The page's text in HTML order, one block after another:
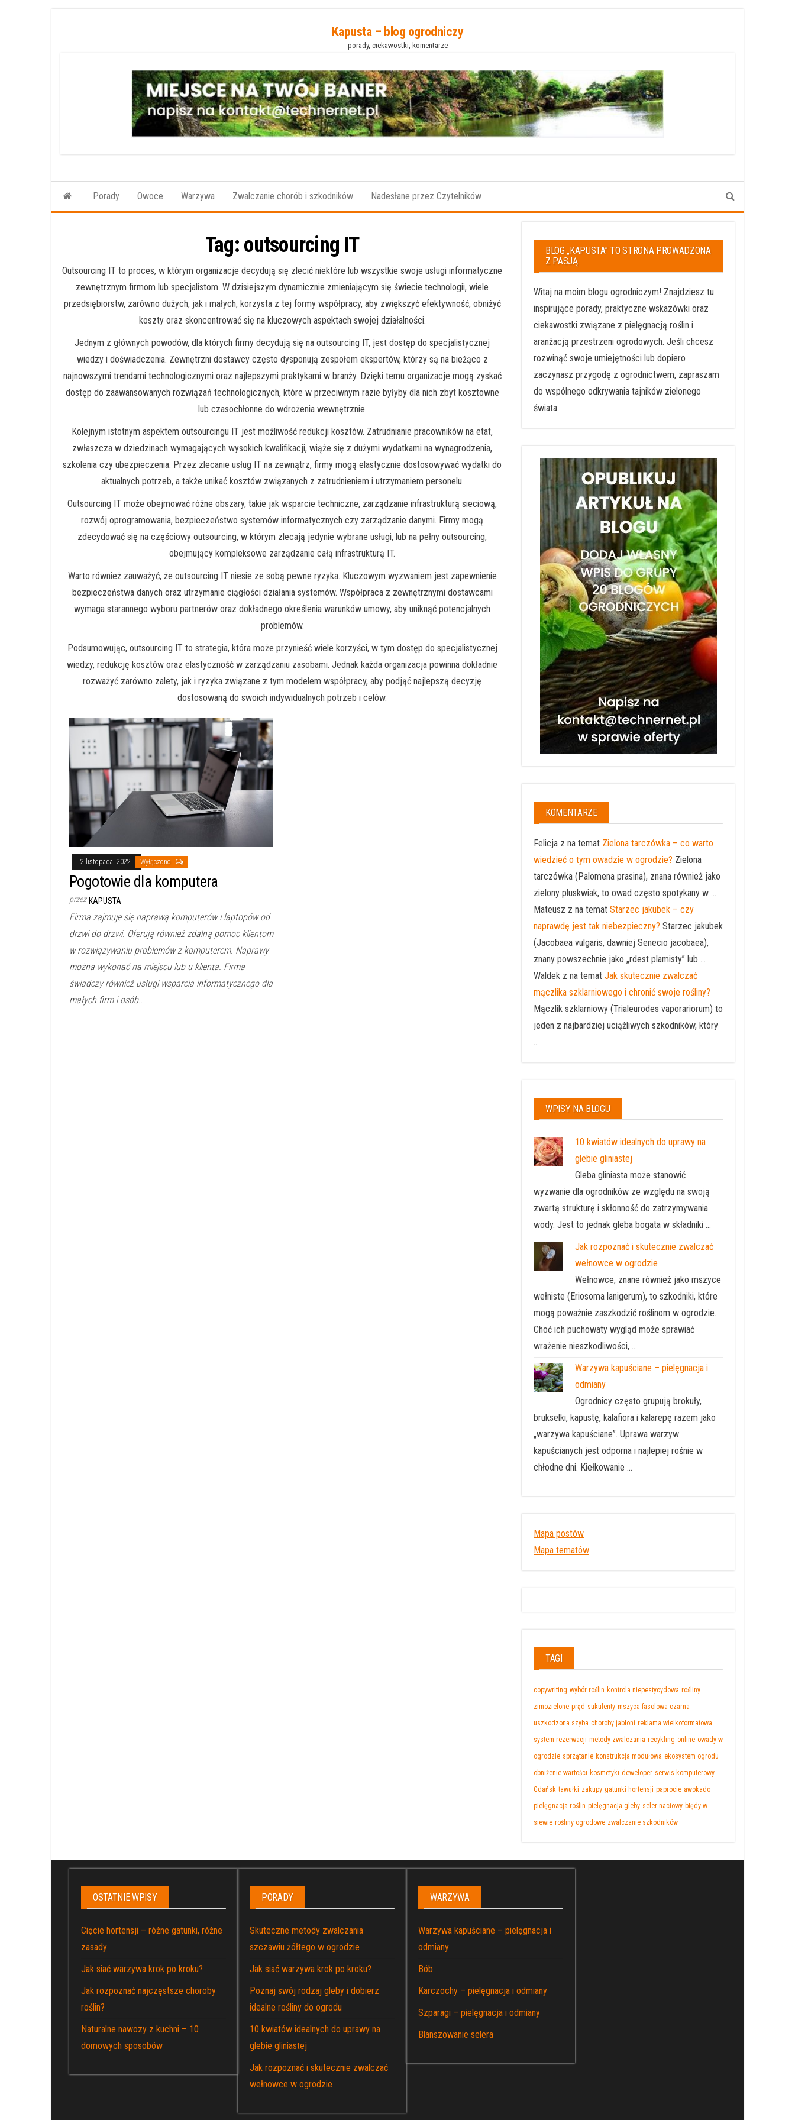
Kapusta – blog ogrodniczy
porady, ciekawostki, komentarze
Porady Owoce Warzywa Zwalczanie chorób i szkodników Nadesłane przez Czytelników
Tag: outsourcing IT
Outsourcing IT to proces, w którym organizacje decydują się zlecić niektóre lub wszystkie swoje usługi informatyczne
zewnętrznym firmom lub specjalistom. W dzisiejszym dynamicznie zmieniającym się świecie technologii, wiele
przedsiębiorstw, zarówno dużych, jak i małych, korzysta z tej formy współpracy, aby zwiększyć efektywność, obniżyć
koszty oraz skoncentrować się na kluczowych aspektach swojej działalności.
Jednym z głównych powodów, dla których firmy decydują się na outsourcing IT, jest dostęp do specjalistycznej
wiedzy i doświadczenia. Zewnętrzni dostawcy często dysponują zespołem ekspertów, którzy są na bieżąco z
najnowszymi trendami technologicznymi oraz najlepszymi praktykami w branży. Dzięki temu organizacje mogą zyskać
dostęp do zaawansowanych rozwiązań technologicznych, które w przeciwnym razie byłyby dla nich zbyt kosztowne
lub czasochłonne do wdrożenia wewnętrznie.
Kolejnym istotnym aspektem outsourcingu IT jest możliwość redukcji kosztów. Zatrudnianie pracowników na etat,
zwłaszcza w dziedzinach wymagających wysokich kwalifikacji, wiąże się z dużymi wydatkami na wynagrodzenia,
szkolenia czy ubezpieczenia. Przez zlecanie usług IT na zewnątrz, firmy mogą elastycznie dostosowywać wydatki do
aktualnych potrzeb, a także unikać kosztów związanych z zatrudnieniem i utrzymaniem personelu.
Outsourcing IT może obejmować różne obszary, takie jak wsparcie techniczne, zarządzanie infrastrukturą sieciową,
rozwój oprogramowania, bezpieczeństwo systemów informatycznych czy zarządzanie danymi. Firmy mogą
zdecydować się na częściowy outsourcing, w którym zlecają jedynie wybrane usługi, lub na pełny outsourcing,
obejmujący kompleksowe zarządzanie całą infrastrukturą IT.
Warto również zauważyć, że outsourcing IT niesie ze sobą pewne ryzyka. Kluczowym wyzwaniem jest zapewnienie
bezpieczeństwa danych oraz utrzymanie ciągłości działania systemów. Współpraca z zewnętrznymi dostawcami
wymaga starannego wyboru partnerów oraz dokładnego określenia warunków umowy, aby uniknąć potencjalnych
problemów.
Podsumowując, outsourcing IT to strategia, która może przynieść wiele korzyści, w tym dostęp do specjalistycznej
wiedzy, redukcję kosztów oraz elastyczność w zarządzaniu zasobami. Jednak każda organizacja powinna dokładnie
rozważyć zarówno zalety, jak i ryzyka związane z tym modelem współpracy, aby podjąć najlepszą decyzję
dostosowaną do swoich indywidualnych potrzeb i celów.
2 listopada, 2022 Wyłączono
Pogotowie dla komputera
przez KAPUSTA
Firma zajmuje się naprawą komputerów i laptopów od
drzwi do drzwi. Oferują również zdalną pomoc klientom
w rozwiązywaniu problemów z komputerem. Naprawy
można wykonać na miejscu lub u klienta. Firma
świadczy również usługi wsparcia informatycznego dla
małych firm i osób…
BLOG „KAPUSTA” TO STRONA PROWADZONA
Z PASJĄ
Witaj na moim blogu ogrodniczym! Znajdziesz tu
inspirujące porady, praktyczne wskazówki oraz
ciekawostki związane z pielęgnacją roślin i
aranżacją przestrzeni ogrodowych. Jeśli chcesz
rozwinąć swoje umiejętności lub dopiero
zaczynasz przygodę z ogrodnictwem, zapraszam
do wspólnego odkrywania tajników zielonego
świata.
KOMENTARZE
Felicja z na temat Zielona tarczówka – co warto
wiedzieć o tym owadzie w ogrodzie? Zielona
tarczówka (Palomena prasina), znana również jako
zielony pluskwiak, to owad często spotykany w ...
Mateusz z na temat Starzec jakubek – czy
naprawdę jest tak niebezpieczny? Starzec jakubek
(Jacobaea vulgaris, dawniej Senecio jacobaea),
znany powszechnie jako „rdest plamisty” lub ...
Waldek z na temat Jak skutecznie zwalczać
mączlika szklarniowego i chronić swoje rośliny?
Mączlik szklarniowy (Trialeurodes vaporariorum) to
jeden z najbardziej uciążliwych szkodników, który
...
WPISY NA BLOGU
10 kwiatów idealnych do uprawy na
glebie gliniastej
Gleba gliniasta może stanowić
wyzwanie dla ogrodników ze względu na swoją
zwartą strukturę i skłonność do zatrzymywania
wody. Jest to jednak gleba bogata w składniki …
Jak rozpoznać i skutecznie zwalczać
wełnowce w ogrodzie
Wełnowce, znane również jako mszyce
wełniste (Eriosoma lanigerum), to szkodniki, które
mogą poważnie zaszkodzić roślinom w ogrodzie.
Choć ich puchowaty wygląd może sprawiać
wrażenie nieszkodliwości, …
Warzywa kapuściane – pielęgnacja i
odmiany
Ogrodnicy często grupują brokuły,
brukselki, kapustę, kalafiora i kalarepę razem jako
„warzywa kapuściane”. Uprawa warzyw
kapuścianych jest odporna i najlepiej rośnie w
chłodne dni. Kiełkowanie …
Mapa postów
Mapa tematów
TAGI
copywriting wybór roślin kontrola niepestycydowa rośliny
zimozielone prąd sukulenty mszyca fasolowa czarna
uszkodzona szyba choroby jabłoni reklama wielkoformatowa
system rezerwacji metody zwalczania recykling online owady w
ogrodzie sprzątanie konstrukcja modułowa ekosystem ogrodu
obniżenie wartości kosmetyki deweloper serwis komputerowy
Gdańsk tawułki zakupy gatunki hortensji paprocie awokado
pielęgnacja roślin pielęgnacja gleby seler naciowy błędy w
siewie rośliny ogrodowe zwalczanie szkodników
OSTATNIE WPISY
Cięcie hortensji – różne gatunki, różne
zasady
Jak siać warzywa krok po kroku?
Jak rozpoznać najczęstsze choroby
roślin?
Naturalne nawozy z kuchni – 10
domowych sposobów
PORADY
Skuteczne metody zwalczania
szczawiu żółtego w ogrodzie
Jak siać warzywa krok po kroku?
Poznaj swój rodzaj gleby i dobierz
idealne rośliny do ogrodu
10 kwiatów idealnych do uprawy na
glebie gliniastej
Jak rozpoznać i skutecznie zwalczać
wełnowce w ogrodzie
WARZYWA
Warzywa kapuściane – pielęgnacja i
odmiany
Bób
Karczochy – pielęgnacja i odmiany
Szparagi – pielęgnacja i odmiany
Blanszowanie selera